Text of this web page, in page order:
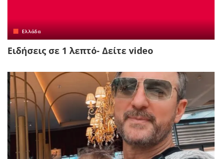
Ελλάδα
Ειδήσεις σε 1 λεπτό- Δείτε video